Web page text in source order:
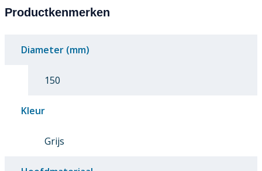
Productkenmerken
Diameter (mm)
150
Kleur
Grijs